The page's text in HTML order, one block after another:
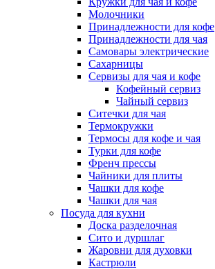
Молочники
Принадлежности для кофе
Принадлежности для чая
Самовары электрические
Сахарницы
Сервизы для чая и кофе
Кофейный сервиз
Чайный сервиз
Ситечки для чая
Термокружки
Термосы для кофе и чая
Турки для кофе
Френч прессы
Чайники для плиты
Чашки для кофе
Чашки для чая
Посуда для кухни
Доска разделочная
Сито и дуршлаг
Жаровни для духовки
Кастрюли